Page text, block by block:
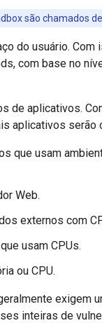
são chamados de
do usuário.
com base no
de aplicativos.
aplicativos serão
que usam
Web.
externos com
usam CPUs.
ou CPU.
exigem
inteiras de